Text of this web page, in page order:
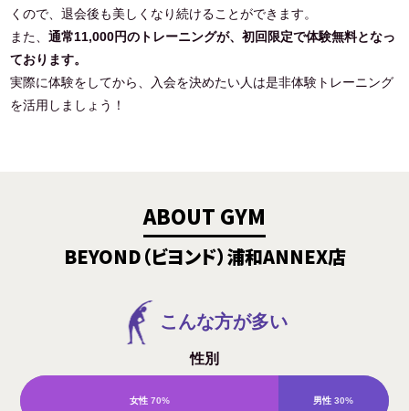
くので、退会後も美しくなり続けることができます。
また、通常11,000円のトレーニングが、初回限定で体験無料となっ
ております。
実際に体験をしてから、入会を決めたい人は是非体験トレーニング
を活用しましょう！
ABOUT GYM
BEYOND（ビヨンド）浦和ANNEX店
こんな方が多い
性別
女性 70% 男性 30%